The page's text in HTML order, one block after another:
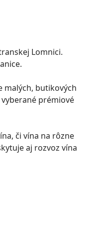
Lomnici.
malých, butikových
prémiové
či vína na rôzne
aj rozvoz vína